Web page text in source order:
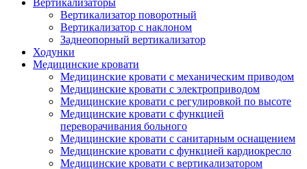
Вертикализаторы
Вертикализатор поворотный
Вертикализатор с наклоном
Заднеопорный вертикализатор
Ходунки
Медицинские кровати
Медицинские кровати с механическим приводом
Медицинские кровати с электроприводом
Медицинские кровати с регулировкой по высоте
Медицинские кровати с функцией
переворачивания больного
Медицинские кровати с санитарным оснащением
Медицинские кровати с функцией кардиокресло
Медицинские кровати с вертикализатором